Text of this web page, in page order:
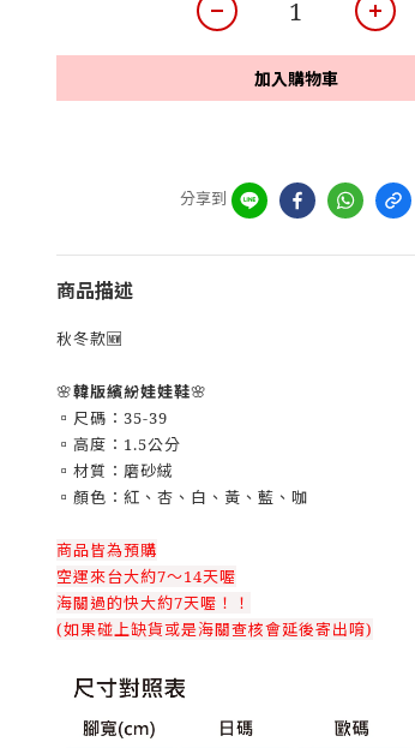
加入購物車
分享到
商品描述
秋冬款🆕
🌸韓版繽紛娃娃鞋🌸
▫️尺碼：35-39
▫️高度：1.5公分
▫️材質：磨砂絨
▫️顏色：紅、杏、白、黃、藍、咖
商品皆為預購
空運來台大約7～14天喔
海關過的快大約7天喔！！
(如果碰上缺貨或是海關查核會延後寄出唷)